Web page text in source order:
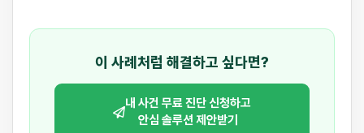
이 사례처럼 해결하고 싶다면?
내 사건 무료 진단 신청하고
안심 솔루션 제안받기